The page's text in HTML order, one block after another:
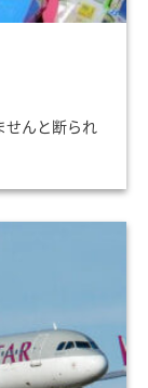
せんと断られ